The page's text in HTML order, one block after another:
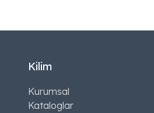
Kilim
Kurumsal
Kataloglar